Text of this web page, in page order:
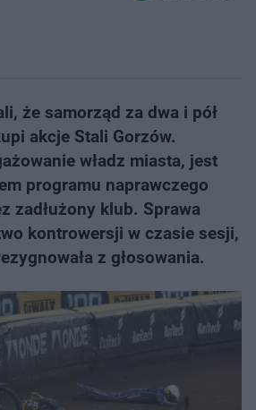
że samorząd za dwa i pół
akcje Stali Gorzów.
władz miasta, jest
programu naprawczego
zadłużony klub. Sprawa
kontrowersji w czasie sesji,
z głosowania.